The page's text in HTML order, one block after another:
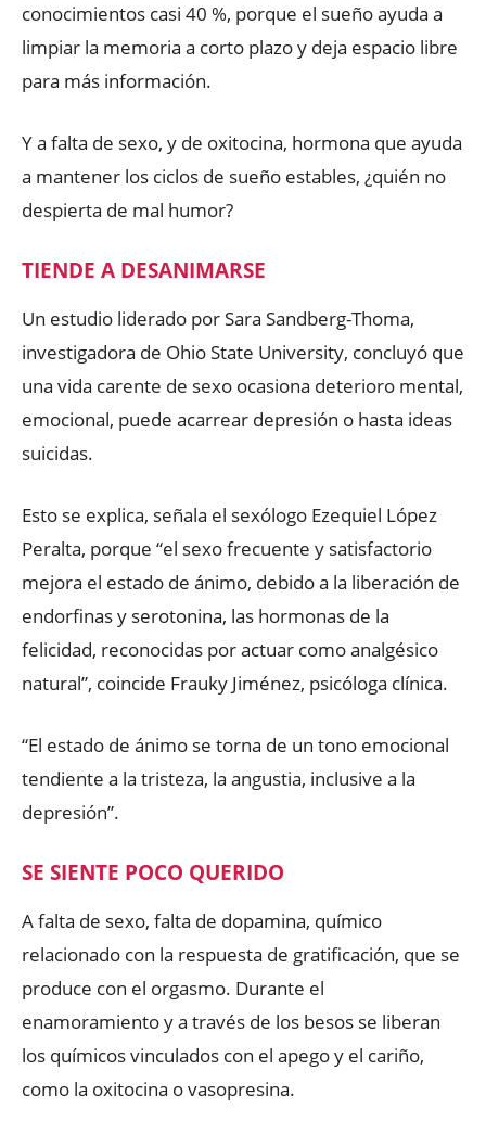
conocimientos casi 40 %, porque el sueño ayuda a
limpiar la memoria a corto plazo y deja espacio libre
para más información.
Y a falta de sexo, y de oxitocina, hormona que ayuda
a mantener los ciclos de sueño estables, ¿quién no
despierta de mal humor?
TIENDE A DESANIMARSE
Un estudio liderado por Sara Sandberg-Thoma,
investigadora de Ohio State University, concluyó que
una vida carente de sexo ocasiona deterioro mental,
emocional, puede acarrear depresión o hasta ideas
suicidas.
Esto se explica, señala el sexólogo Ezequiel López
Peralta, porque “el sexo frecuente y satisfactorio
mejora el estado de ánimo, debido a la liberación de
endorfinas y serotonina, las hormonas de la
felicidad, reconocidas por actuar como analgésico
natural”, coincide Frauky Jiménez, psicóloga clínica.
“El estado de ánimo se torna de un tono emocional
tendiente a la tristeza, la angustia, inclusive a la
depresión”.
SE SIENTE POCO QUERIDO
A falta de sexo, falta de dopamina, químico
relacionado con la respuesta de gratificación, que se
produce con el orgasmo. Durante el
enamoramiento y a través de los besos se liberan
los químicos vinculados con el apego y el cariño,
como la oxitocina o vasopresina.